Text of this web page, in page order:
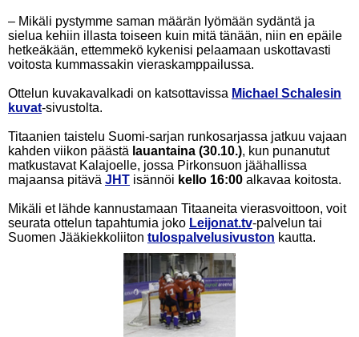
– Mikäli pystymme saman määrän lyömään sydäntä ja
sielua kehiin illasta toiseen kuin mitä tänään, niin en epäile
hetkeäkään, ettemmekö kykenisi pelaamaan uskottavasti
voitosta kummassakin vieraskamppailussa.
Ottelun kuvakavalkadi on katsottavissa Michael Schalesin
kuvat-sivustolta.
Titaanien taistelu Suomi-sarjan runkosarjassa jatkuu vajaan
kahden viikon päästä lauantaina (30.10.), kun punanutut
matkustavat Kalajoelle, jossa Pirkonsuon jäähallissa
majaansa pitävä JHT isännöi kello 16:00 alkavaa koitosta.
Mikäli et lähde kannustamaan Titaaneita vierasvoittoon, voit
seurata ottelun tapahtumia joko Leijonat.tv-palvelun tai
Suomen Jääkiekkoliiton tulospalvelusivuston kautta.